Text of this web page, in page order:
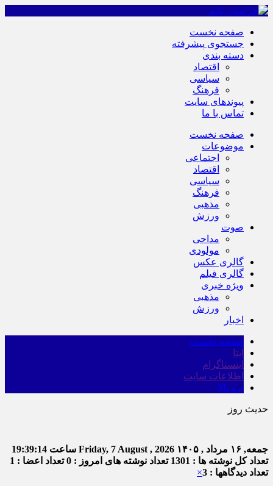
صفحه نخست
جستجوی پیشرفته
دسته بندی
اقتصاد
سیاسی
فرهنگ
پیوندهای سایت
تماس با ما
صفحه نخست
موضوعات
اجتماعی
اقتصاد
سیاسی
فرهنگ
مذهبی
ورزش
صوت
مداحی
مولودی
گالری عکس
گالری فیلم
ویژه خبری
مذهبی
ورزش
اخبار
صفحه نخست
ایتا
اینستاگرام
اطلاعات سایت
برو بالا
حدیث روز
جمعه, ۱۶ مرداد , ۱۴۰۵ Friday, 7 August , 2026 ساعت 19:39:15
تعداد کل نوشته ها : 1301
تعداد نوشته های امروز : 0
تعداد اعضا : 1
تعداد دیدگاهها : 3
×